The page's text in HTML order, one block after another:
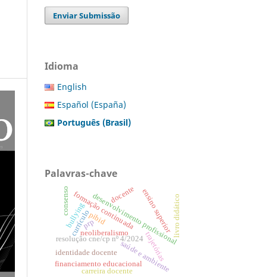
Enviar Submissão
Idioma
English
Español (España)
Português (Brasil)
Palavras-chave
formação continuada
resolução cne/cp nº 4/2024
desenvolvimento profissional
docente
currículo ensino superior
neoliberalismo
saúde e ambiente
livro didático
bullying
financiamento educacional
prp
trajetórias
identidade docente
carreira docente
pibid
consenso